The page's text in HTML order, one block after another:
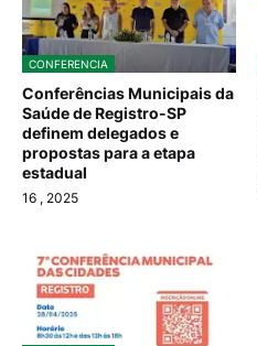
CONFERENCIA
Conferências Municipais da
Saúde de Registro-SP
definem delegados e
propostas para a etapa
estadual
16 , 2025